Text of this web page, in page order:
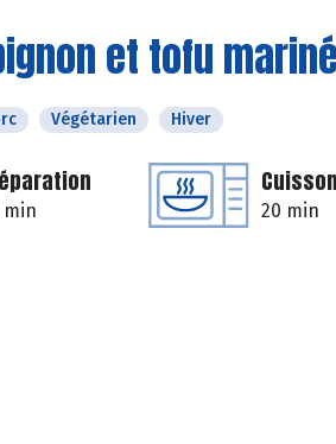
et tofu mariné
Végétarien Hiver
min
Cuisson
20 min